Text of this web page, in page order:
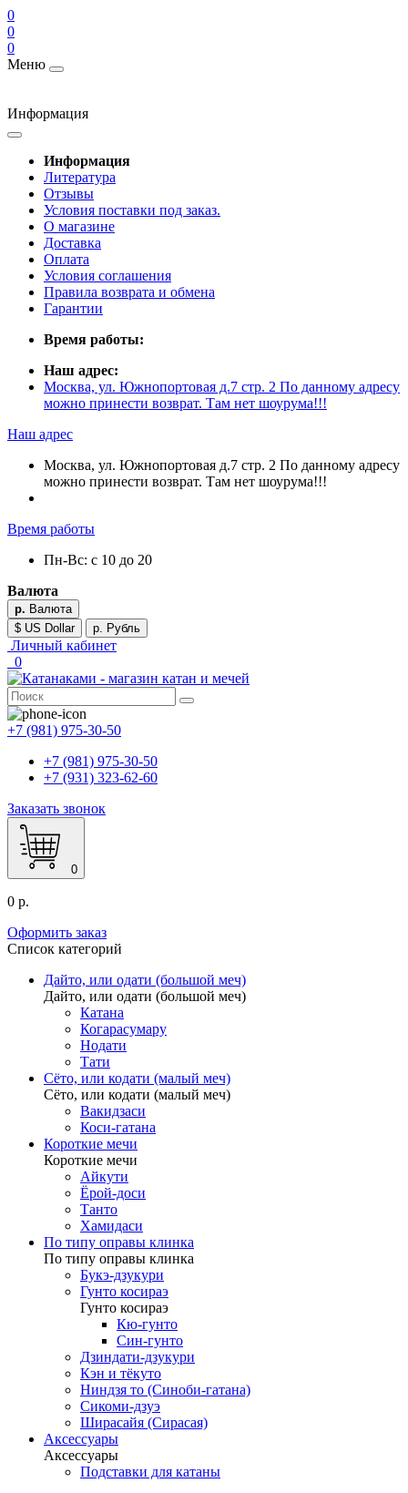
0
0
0
Меню
Информация
Информация
Литература
Отзывы
Условия поставки под заказ.
О магазине
Доставка
Оплата
Условия соглашения
Правила возврата и обмена
Гарантии
Время работы:
Наш адрес:
Москва, ул. Южнопортовая д.7 стр. 2 По данному адресу
можно принести возврат. Там нет шоурума!!!
Наш адрес
Москва, ул. Южнопортовая д.7 стр. 2 По данному адресу
можно принести возврат. Там нет шоурума!!!
Время работы
Пн-Вс: с 10 до 20
Валюта
р. Валюта
$ US Dollar
р. Рубль
Личный кабинет
0
+7 (981) 975-30-50
+7 (981) 975-30-50
+7 (931) 323-62-60
Заказать звонок
0
0 р.
Оформить заказ
Список категорий
Дайто, или одати (большой меч)
Дайто, или одати (большой меч)
Катана
Когарасумару
Нодати
Тати
Сёто, или кодати (малый меч)
Сёто, или кодати (малый меч)
Вакидзаси
Коси-гатана
Короткие мечи
Короткие мечи
Айкути
Ёрой-доси
Танто
Хамидаси
По типу оправы клинка
По типу оправы клинка
Букэ-дзукури
Гунто косираэ
Гунто косираэ
Кю-гунто
Син-гунто
Дзиндати-дзукури
Кэн и тёкуто
Ниндзя то (Синоби-гатана)
Сикоми-дзуэ
Ширасайя (Сирасая)
Аксессуары
Аксессуары
Подставки для катаны